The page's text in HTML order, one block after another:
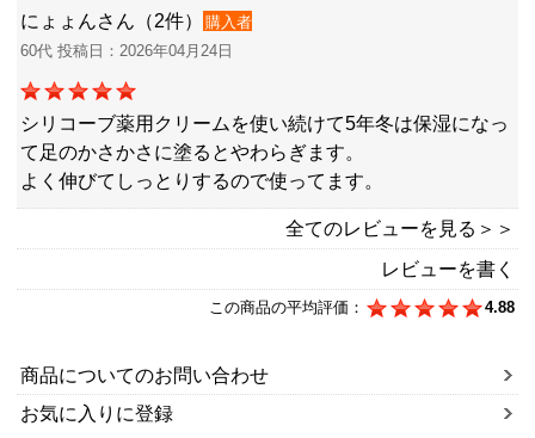
にょょんさん（2件）
購入者
60代 投稿日：2026年04月24日
シリコーブ薬用クリームを使い続けて5年冬は保湿になっ
て足のかさかさに塗るとやわらぎます。
よく伸びてしっとりするので使ってます。
全てのレビューを見る＞＞
レビューを書く
この商品の平均評価： 4.88
商品についてのお問い合わせ
お気に入りに登録